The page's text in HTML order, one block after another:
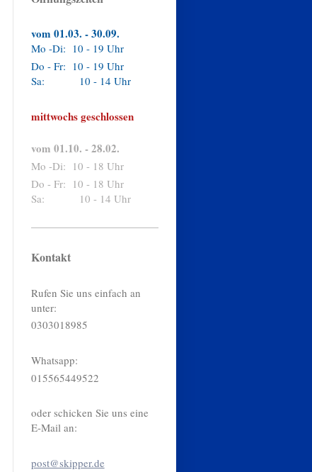
vom 01.03. - 30.09.
Mo -Di: 10 - 19 Uhr
Do - Fr: 10 - 19 Uhr
Sa: 10 - 14 Uhr
mittwochs geschlossen
vom 01.10. - 28.02.
Mo -Di: 10 - 18 Uhr
Do - Fr: 10 - 18 Uhr
Sa: 10 - 14 Uhr
Kontakt
Rufen Sie uns einfach an
unter:
0303018985
Whatsapp:
015565449522
oder schicken Sie uns eine
E-Mail an:
post@skipper.de